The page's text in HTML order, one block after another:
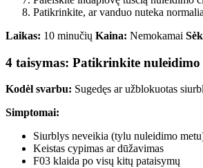
Patikrinkite, ar vanduo nuteka
Laikas: 10 minučių Kaina: Nemokamai
4 taisymas: Patikrinkite
Kodėl svarbu: Sugedęs ar užblokuotas
Simptomai:
Siurblys neveikia (tylu nuleidimo
Keistas cypimas ar dūžavimas
F03 klaida po visų kitų pataisymų